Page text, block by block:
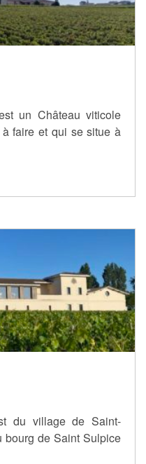
un Château viticole
faire et qui se situe à
du village de Saint-
bourg de Saint Sulpice